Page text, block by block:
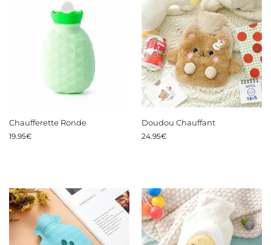
Chaufferette Ronde
19.95€
Doudou Chauffant
24.95€